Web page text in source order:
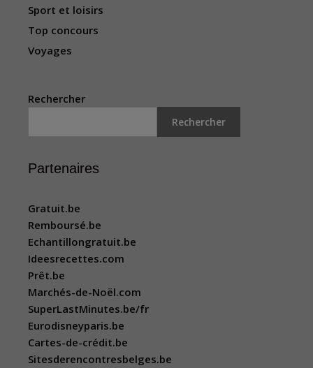
Sport et loisirs
Top concours
Voyages
Rechercher
Rechercher
Partenaires
Gratuit.be
Remboursé.be
Echantillongratuit.be
Ideesrecettes.com
Prêt.be
Marchés-de-Noël.com
SuperLastMinutes.be/fr
Eurodisneyparis.be
Cartes-de-crédit.be
Sitesderencontresbelges.be